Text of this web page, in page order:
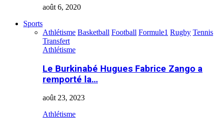
août 6, 2020
Sports
Athlétisme Basketball Football Formule1 Rugby Tennis
Transfert
Athlétisme
Le Burkinabé Hugues Fabrice Zango a
remporté la…
août 23, 2023
Athlétisme